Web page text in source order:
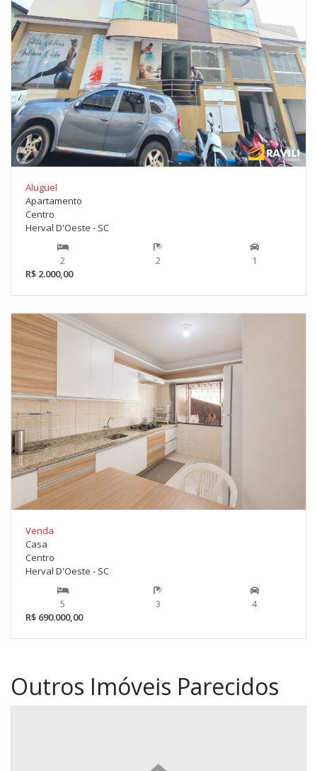
Aluguel
Apartamento
Centro
Herval D'Oeste - SC
2 2
1
R$ 2.000,00
Venda
Casa
Centro
Herval D'Oeste - SC
5 3
4
R$ 690.000,00
Outros Imóveis Parecidos